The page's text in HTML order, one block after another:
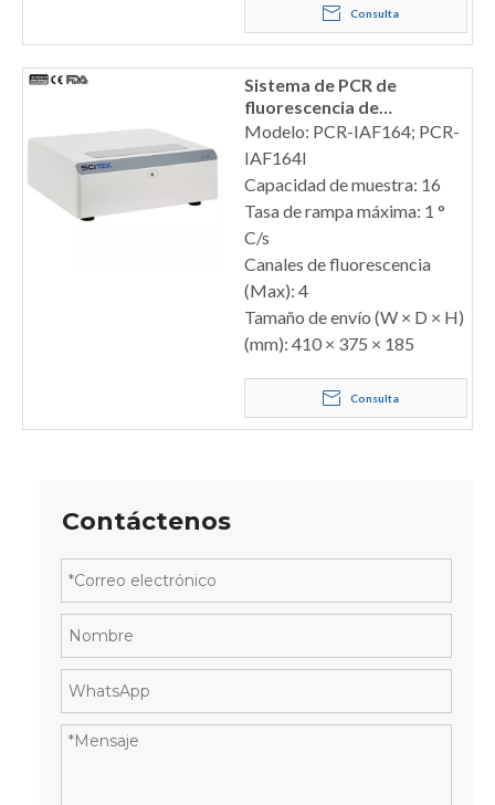
Consulta
Sistema de PCR de
fluorescencia de
amplificación isotérmica
Modelo: PCR-IAF164; PCR-
IAF164I
Capacidad de muestra: 16
Tasa de rampa máxima: 1 °
C/s
Canales de fluorescencia
(Max): 4
Tamaño de envío (W × D × H)
(mm): 410 × 375 × 185
Consulta
Contáctenos